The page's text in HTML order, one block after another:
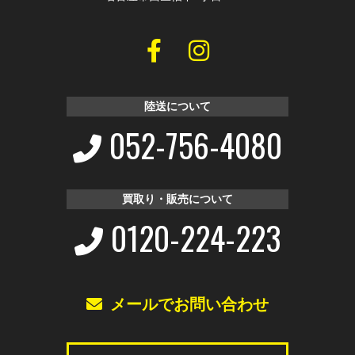
陸送について
052-756-4080
買取り・販売について
0120-224-223
メールでお問い合わせ